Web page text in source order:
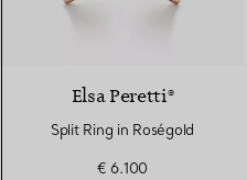
Elsa Peretti®
Split Ring in Roségold
€ 6.100